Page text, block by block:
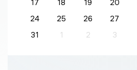
17
18 19 20
24
25 26 27
31
1 2 3